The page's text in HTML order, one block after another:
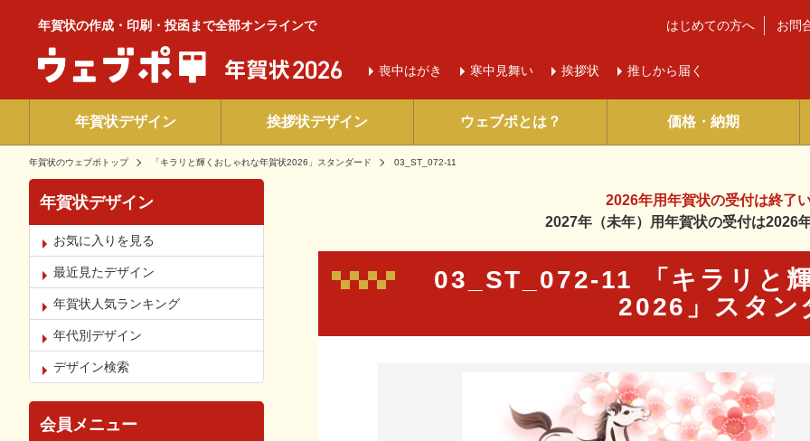
年賀状の作成・印刷・投函まで全部オンラインで
喪中はがき 寒中 見舞い 挨拶状 推しから届く
はじめての方へ お問
年賀状デザイン 挨拶状デザイン ウェブポとは？ 価格・納期
年賀状のウェブポトップ 「キラリと輝くおしゃれな年賀状2026」スタンダード 03_ST_072-11
2026年用年賀状の受付は終了
2027年（未年）用年賀状の受付は2026
03_ST_072-11 「キラリと
2026」スタン
年賀状デザイン
お気に入りを見る
最近見たデザイン
年賀状人気ランキング
年代別デザイン
デザイン検索
会員メニュー